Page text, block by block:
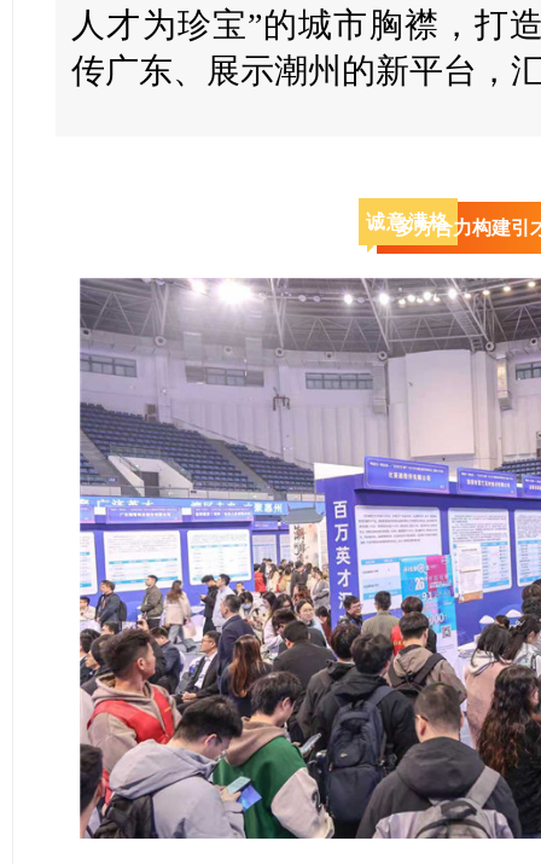
人才为珍宝”的城市胸襟，打
传广东、展示潮州的新平台，
诚意满格
多方合力构建引